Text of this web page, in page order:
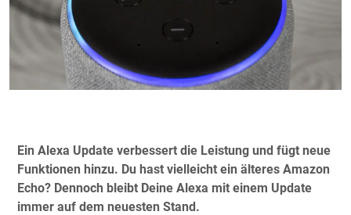
Ein Alexa Update verbessert die Leistung und fügt neue
Funktionen hinzu. Du hast vielleicht ein älteres Amazon
Echo? Dennoch bleibt Deine Alexa mit einem Update
immer auf dem neuesten Stand.